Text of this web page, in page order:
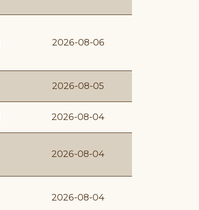
2026-08-06
2026-08-05
2026-08-04
2026-08-04
2026-08-04